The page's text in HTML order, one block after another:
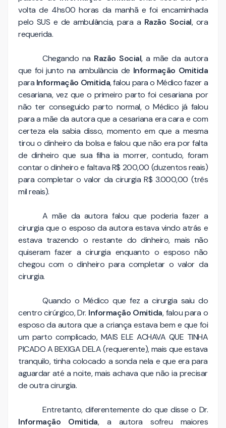
volta de 4hs00 horas da manhã e foi encaminhada
pelo SUS e de ambulância, para a Razão Social, ora
requerida.
Chegando na Razão Social, a mãe da autora
que foi junto na ambulância de Informação Omitida
para Informação Omitida, falou para o Médico fazer a
cesariana, vez que o primeiro parto foi cesariana por
não ter conseguido parto normal, o Médico já falou
para a mãe da autora que a cesariana era cara e com
certeza ela sabia disso, momento em que a mesma
tirou o dinheiro da bolsa e falou que não era por falta
de dinheiro que sua filha ia morrer, contudo, foram
contar o dinheiro e faltava R$ 200,00 (duzentos reais)
para completar o valor da cirurgia R$ 3.000,00 (três
mil reais).
A mãe da autora falou que poderia fazer a
cirurgia que o esposo da autora estava vindo atrás e
estava trazendo o restante do dinheiro, mais não
quiseram fazer a cirurgia enquanto o esposo não
chegou com o dinheiro para completar o valor da
cirurgia.
Quando o Médico que fez a cirurgia saiu do
centro cirúrgico, Dr. Informação Omitida, falou para o
esposo da autora que a criança estava bem e que foi
um parto complicado, MAIS ELE ACHAVA QUE TINHA
PICADO A BEXIGA DELA (requerente), mais que estava
tranquilo, tinha colocado a sonda nela e que era para
aguardar até a noite, mais achava que não ia precisar
de outra cirurgia.
Entretanto, diferentemente do que disse o Dr.
Informação Omitida, a autora sofreu maiores